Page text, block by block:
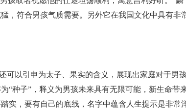
，符合男孩气质需要。另外它在我国文化中具有非
可以引申为太子、果实的含义，展现出家庭对于男
“种子”，释义为男孩未来具有无限可能，新生命带
实，要有自己的底线，名字中蕴含人生提示是非常